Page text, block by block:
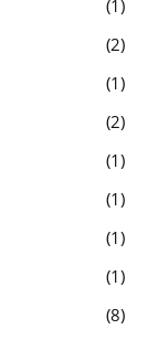
1
2
1
2
1
1
1
1
8